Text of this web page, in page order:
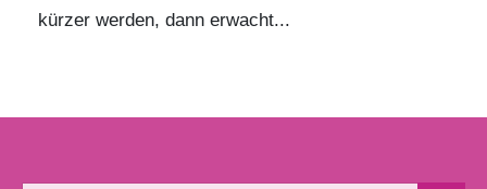
kürzer werden, dann erwacht...